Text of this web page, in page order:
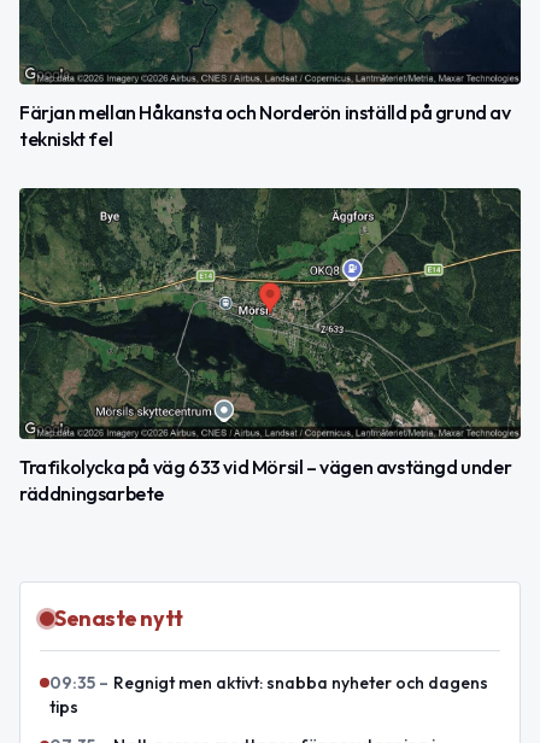
Färjan mellan Håkansta och Norderön inställd på grund av
tekniskt fel
Trafikolycka på väg 633 vid Mörsil – vägen avstängd under
räddningsarbete
Senaste nytt
09:35 – Regnigt men aktivt: snabba nyheter och dagens
tips